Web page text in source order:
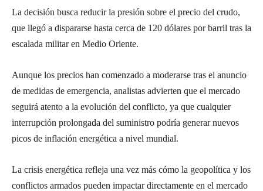
La decisión busca reducir la presión sobre el precio del crudo,
que llegó a dispararse hasta cerca de 120 dólares por barril tras la
escalada militar en Medio Oriente.
Aunque los precios han comenzado a moderarse tras el anuncio
de medidas de emergencia, analistas advierten que el mercado
seguirá atento a la evolución del conflicto, ya que cualquier
interrupción prolongada del suministro podría generar nuevos
picos de inflación energética a nivel mundial.
La crisis energética refleja una vez más cómo la geopolítica y los
conflictos armados pueden impactar directamente en el mercado